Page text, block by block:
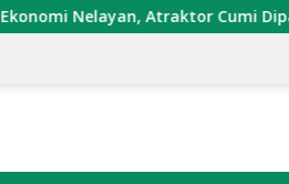
Cumi Dipasang di Coral